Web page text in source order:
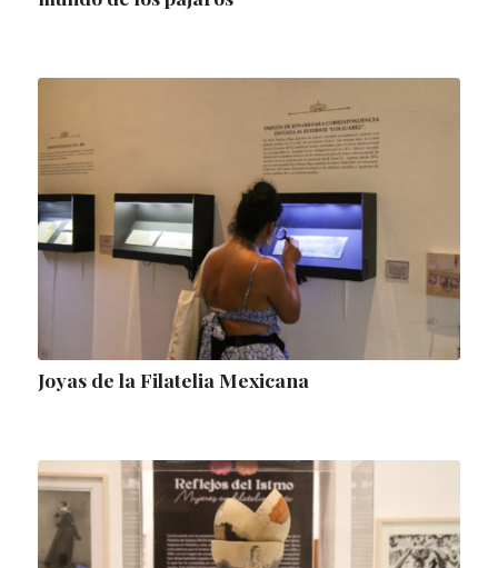
Joyas de la Filatelia Mexicana